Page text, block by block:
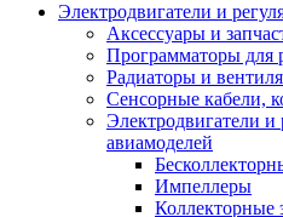
Электродвигатели и
Аксессуары и
Программаторы для
Радиаторы и
Сенсорные кабели,
Электродвигатели и
авиамоделей
Импеллеры
Коллекторные